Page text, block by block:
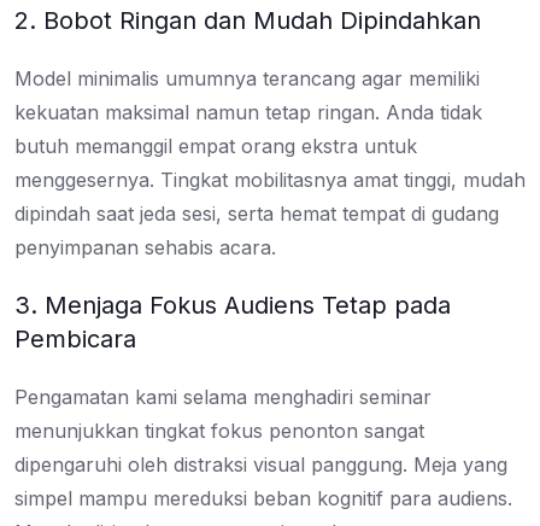
2. Bobot Ringan dan Mudah Dipindahkan
Model minimalis umumnya terancang agar memiliki
kekuatan maksimal namun tetap ringan. Anda tidak
butuh memanggil empat orang ekstra untuk
menggesernya. Tingkat mobilitasnya amat tinggi, mudah
dipindah saat jeda sesi, serta hemat tempat di gudang
penyimpanan sehabis acara.
3. Menjaga Fokus Audiens Tetap pada
Pembicara
Pengamatan kami selama menghadiri seminar
menunjukkan tingkat fokus penonton sangat
dipengaruhi oleh distraksi visual panggung. Meja yang
simpel mampu mereduksi beban kognitif para audiens.